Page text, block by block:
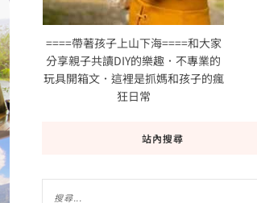
====帶著孩子上山下海====和大家
分享親子共讀DIY的樂趣．不專業的
玩具開箱文．這裡是抓媽和孩子的瘋
狂日常
站內搜尋